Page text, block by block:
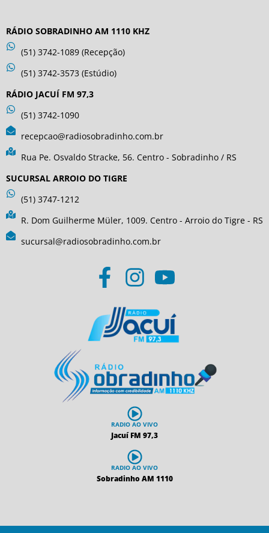
RÁDIO SOBRADINHO AM 1110 KHZ
(51) 3742-1089 (Recepção)
(51) 3742-3573 (Estúdio)
RÁDIO JACUÍ FM 97,3
(51) 3742-1090
recepcao@radiosobradinho.com.br
Rua Pe. Osvaldo Stracke, 56. Centro - Sobradinho / RS
SUCURSAL ARROIO DO TIGRE
(51) 3747-1212
R. Dom Guilherme Müler, 1009. Centro - Arroio do Tigre - RS
sucursal@radiosobradinho.com.br
RADIO AO VIVO
Jacuí FM 97,3
RADIO AO VIVO
Sobradinho AM 1110